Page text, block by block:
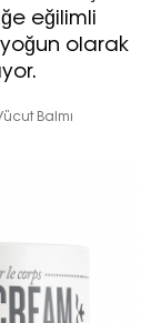
eğilimli
olarak
Balmı